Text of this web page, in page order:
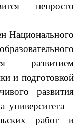
непросто
Национального
развитием
и подготовкой
развития
университета –
работ и